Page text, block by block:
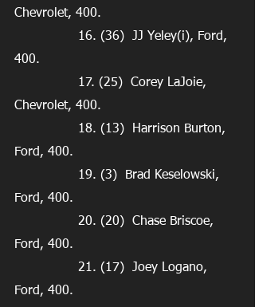
Chevrolet, 400.
400.
Chevrolet, 400.
Ford, 400.
Ford, 400.
Ford, 400.
Ford, 400.